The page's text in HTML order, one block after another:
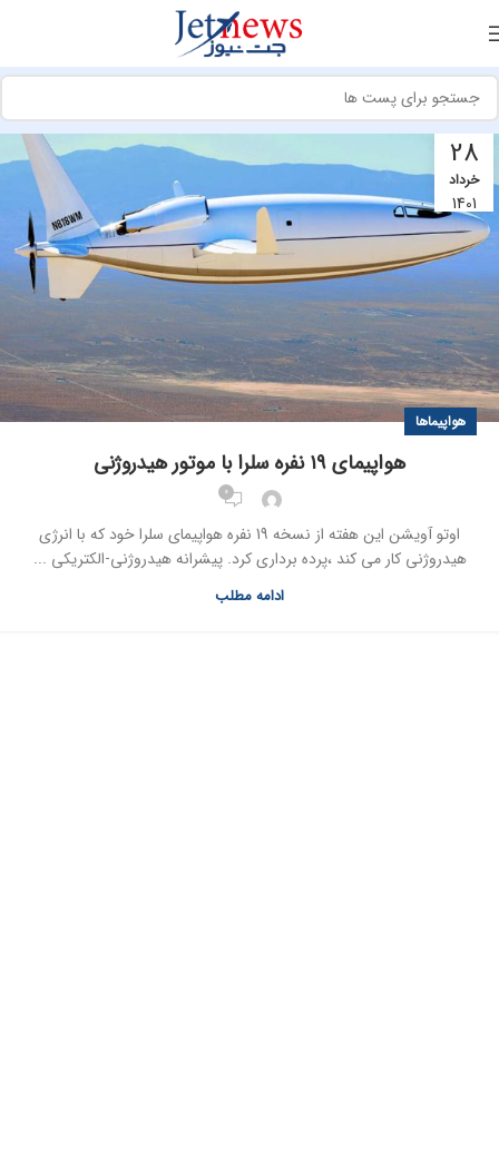
28
خرداد
1401
هواپیماها
هواپیمای ۱۹ نفره سلرا با موتور هیدروژنی
0
اوتو آویشن این هفته از نسخه 19 نفره هواپیمای سلرا خود که با انرژی
هیدروژنی کار می کند ،پرده برداری کرد. پیشرانه هیدروژنی-الکتریکی ...
ادامه مطلب